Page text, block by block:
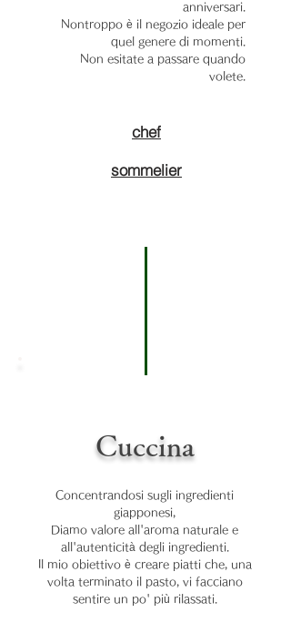
anniversari.
Nontroppo è il negozio ideale per
quel genere di momenti.
Non esitate a passare quando
volete.
chef
sommelier
Cuccina
Concentrandosi sugli ingredienti
giapponesi,
Diamo valore all'aroma naturale e
all'autenticità degli ingredienti.
Il mio obiettivo è creare piatti che, una
volta terminato il pasto, vi facciano
sentire un po' più rilassati.